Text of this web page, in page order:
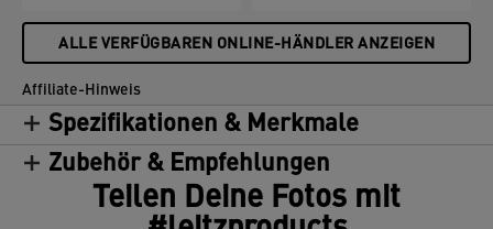
ALLE VERFÜGBAREN ONLINE-HÄNDLER ANZEIGEN
Affiliate-Hinweis
Spezifikationen & Merkmale
Zubehör & Empfehlungen
Teilen Deine Fotos mit